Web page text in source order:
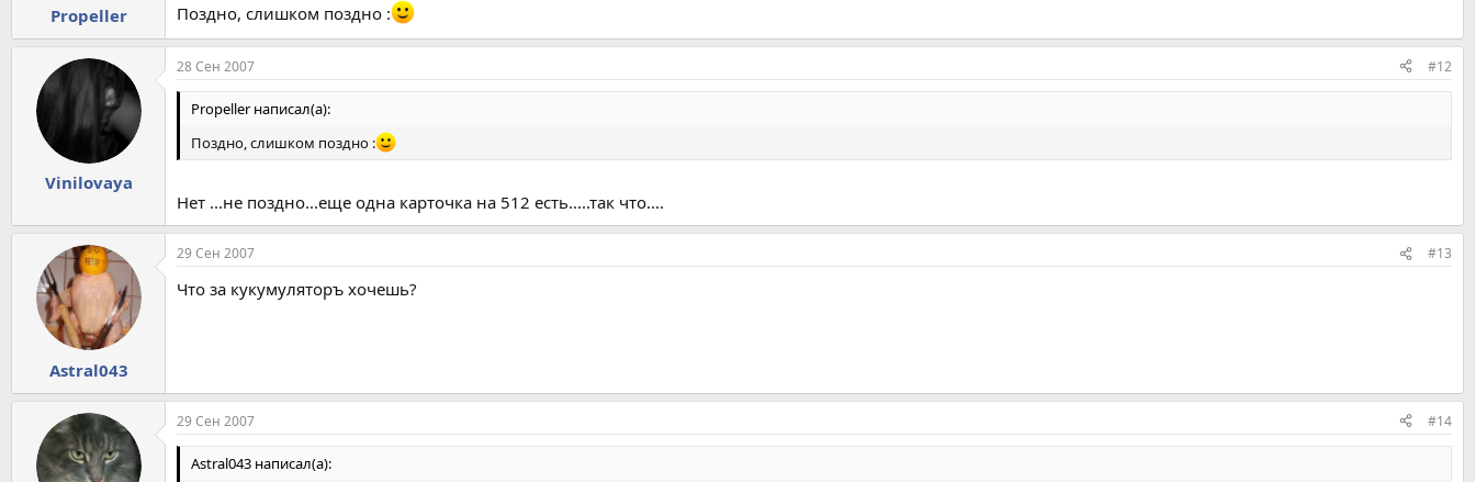
Propeller Поздно, слишком поздно :
Vinilovaya
28 Сен 2007 #12
Propeller написал(а):
Поздно, слишком поздно :
Нет ...не поздно...еще одна карточка на 512 есть.....так что....
Astral043
29 Сен 2007 #13
Что за кукумуляторъ хочешь?
29 Сен 2007 #14
Astral043 написал(а):